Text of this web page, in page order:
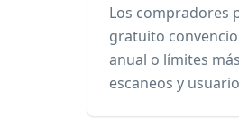
Los compradores
gratuito
anual o límites
escaneos y